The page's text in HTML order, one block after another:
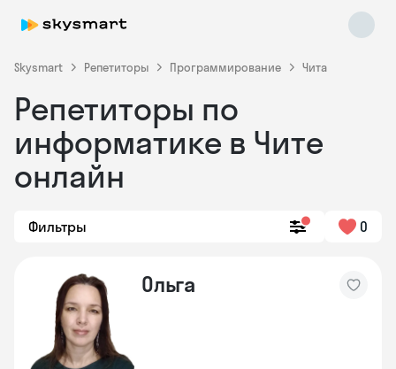
Skysmart Репетиторы Программирование Чита
Репетиторы по
информатике в Чите
онлайн
Фильтры 0
Ольга
Skysmart Chat